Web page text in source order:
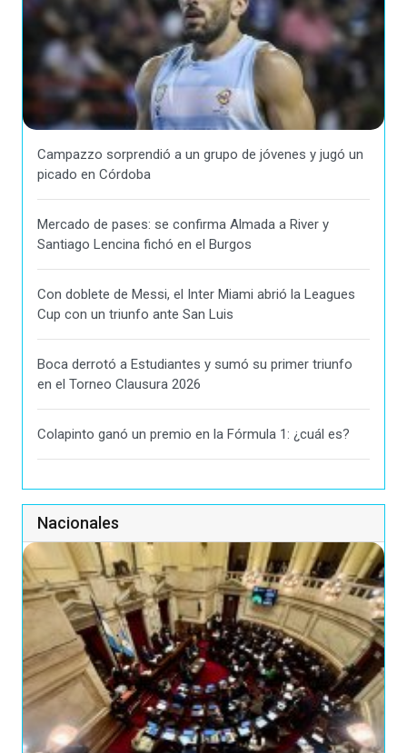
Campazzo sorprendió a un grupo de jóvenes y jugó un
picado en Córdoba
Mercado de pases: se confirma Almada a River y
Santiago Lencina fichó en el Burgos
Con doblete de Messi, el Inter Miami abrió la Leagues
Cup con un triunfo ante San Luis
Boca derrotó a Estudiantes y sumó su primer triunfo
en el Torneo Clausura 2026
Colapinto ganó un premio en la Fórmula 1: ¿cuál es?
Nacionales